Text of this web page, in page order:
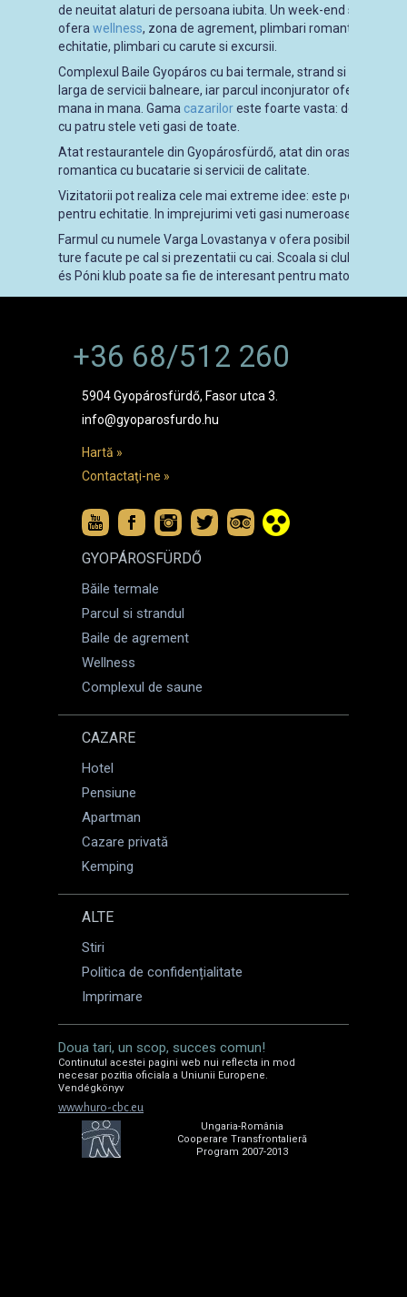
de neuitat alaturi de persoana iubita. Un week-end sau un
ofera wellness, zona de agrement, plimbari romantice, cine
echitatie, plimbari cu carute si excursii.
Complexul Baile Gyopáros cu bai termale, strand si zona de
larga de servicii balneare, iar parcul inconjurator ofera
mana in mana. Gama cazariloreste foarte vasta: de la
cu patru stele veti gasi de toate.
Atat restaurantele din Gyopárosfürdő, atat din oras
romantica cu bucatarie si servicii de calitate.
Vizitatorii pot realiza cele mai extreme idee: este posibil sa
pentru echitatie. In imprejurimi veti gasi numeroase farme
Farmul cu numele Varga Lovastanya v ofera posibilitate
ture facute pe cal si prezentatii cu cai. Scoala si clubul cu
és Póni klub poate sa fie de interesant pentru matorii de
+36 68/512 260
5904 Gyopárosfürdő, Fasor utca 3.
info@gyoparosfurdo.hu
Hartă »
Contactaţi-ne »
GYOPÁROSFÜRDŐ
Băile termale
Parcul si strandul
Baile de agrement
Wellness
Complexul de saune
CAZARE
Hotel
Pensiune
Apartman
Cazare privată
Kemping
ALTE
Stiri
Politica de confidențialitate
Imprimare
Doua tari, un scop, succes comun!
Continutul acestei pagini web nui reflecta in mod
necesar pozitia oficiala a Uniunii Europene.
Vendégkönyv
www.huro-cbc.eu
Ungaria-România
Cooperare Transfrontalieră
Program 2007-2013